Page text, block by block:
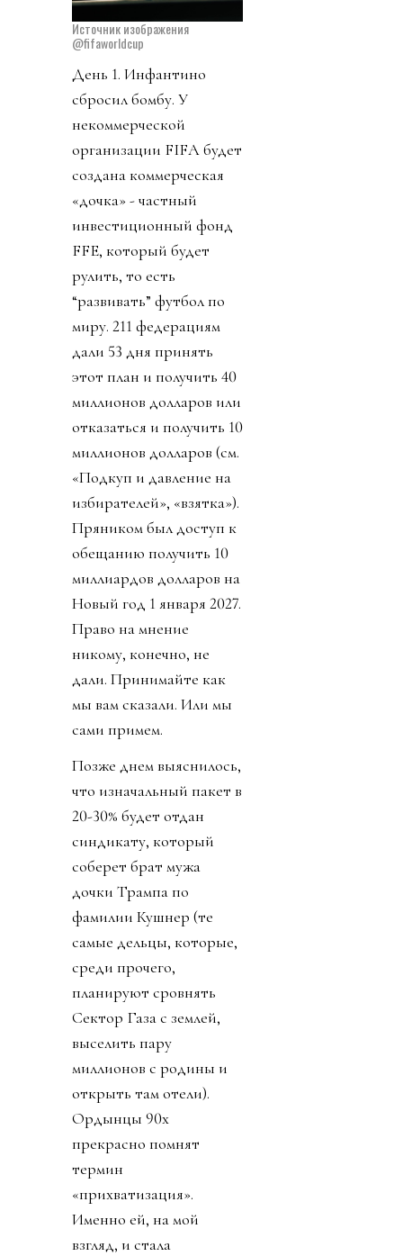
Источник изображения
@fifaworldcup
День 1. Инфантино
сбросил бомбу. У
некоммерческой
организации FIFA будет
создана коммерческая
«дочка» - частный
инвестиционный фонд
FFE, который будет
рулить, то есть
“развивать” футбол по
миру. 211 федерациям
дали 53 дня принять
этот план и получить 40
миллионов долларов или
отказаться и получить 10
миллионов долларов (см.
«Подкуп и давление на
избирателей», «взятка»).
Пряником был доступ к
обещанию получить 10
миллиардов долларов на
Новый год 1 января 2027.
Право на мнение
никому, конечно, не
дали. Принимайте как
мы вам сказали. Или мы
сами примем.
Позже днем выяснилось,
что изначальный пакет в
20-30% будет отдан
синдикату, который
соберет брат мужа
дочки Трампа по
фамилии Кушнер (те
самые дельцы, которые,
среди прочего,
планируют сровнять
Сектор Газа с землей,
выселить пару
миллионов с родины и
открыть там отели).
Ордынцы 90х
прекрасно помнят
термин
«прихватизация».
Именно ей, на мой
взгляд, и стала